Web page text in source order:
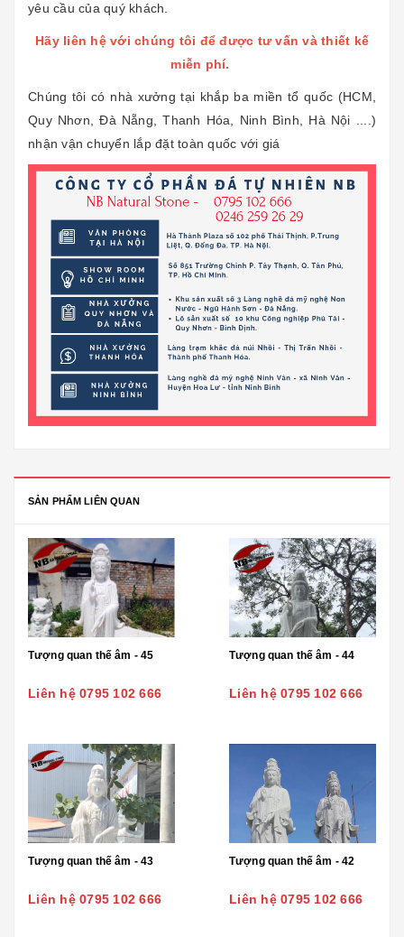
yêu cầu của quý khách.
Hãy liên hệ với chúng tôi để được tư vấn và thiết kế
miễn phí.
Chúng tôi có nhà xưởng tại khắp ba miền tổ quốc (HCM,
Quy Nhơn, Đà Nẵng, Thanh Hóa, Ninh Bình, Hà Nội ....)
nhận vận chuyển lắp đặt toàn quốc với giá
SẢN PHẨM LIÊN QUAN
Tượng quan thế âm - 45
Liên hệ 0795 102 666
Tượng quan thế âm - 44
Liên hệ 0795 102 666
Tượng quan thế âm - 43
Liên hệ 0795 102 666
Tượng quan thế âm - 42
Liên hệ 0795 102 666